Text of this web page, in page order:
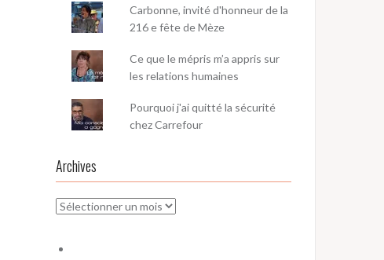
Carbonne, invité d'honneur de la
216 e fête de Mèze
Ce que le mépris m’a appris sur
les relations humaines
Pourquoi j'ai quitté la sécurité
chez Carrefour
Archives
Archives